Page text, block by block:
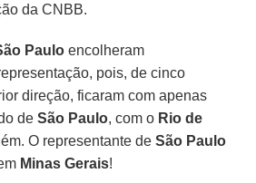
da CNBB.
Paulo encolheram
pois, de cinco
direção, ficaram com apenas
deSão Paulo, com o Rio de
O representante deSão Paulo
Minas Gerais!